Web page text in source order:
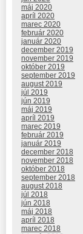
máj 2020
apríl 2020
marec 2020
február 2020
január 2020
december 2019
november 2019
október 2019
september 2019
august 2019
júl 2019
jún 2019
máj 2019
apríl 2019
marec 2019
február 2019
január 2019
december 2018
november 2018
október 2018
september 2018
august 2018
júl 2018
jún 2018
máj 2018
apríl 2018
marec 2018